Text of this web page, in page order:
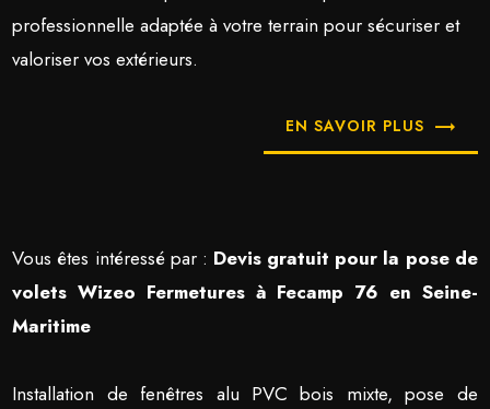
professionnelle adaptée à votre terrain pour sécuriser et
valoriser vos extérieurs.
EN SAVOIR PLUS
Vous êtes intéressé par : Devis gratuit pour la pose de
volets Wizeo Fermetures à Fecamp 76 en Seine-
Maritime
Installation de fenêtres alu PVC bois mixte, pose de